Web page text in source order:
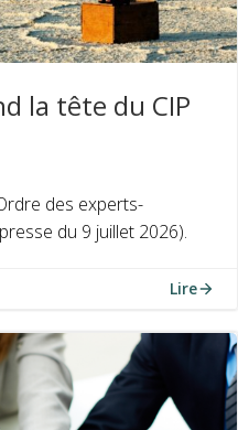
la tête du CIP
des experts-
du 9 juillet 2026).
Lire